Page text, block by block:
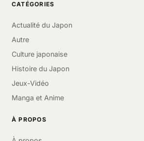
CATÉGORIES
Actualité du Japon
Autre
Culture japonaise
Histoire du Japon
Jeux-Vidéo
Manga et Anime
À PROPOS